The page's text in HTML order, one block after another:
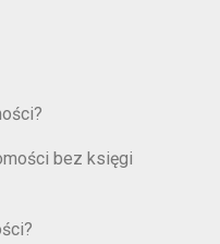
bez księgi